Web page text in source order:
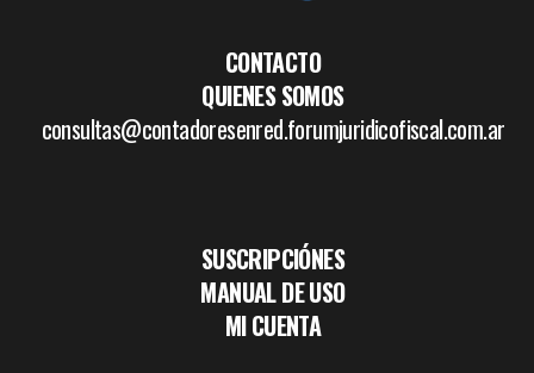
CONTACTO
QUIENES SOMOS
consultas@contadoresenred.forumjuridicofiscal.com.ar
SUSCRIPCIÓNES
MANUAL DE USO
MI CUENTA